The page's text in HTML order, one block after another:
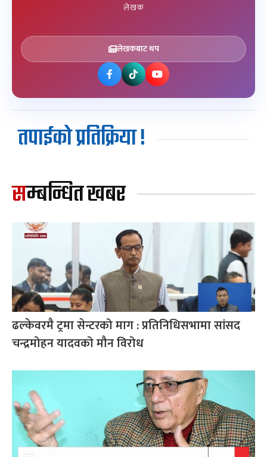
लेखक
लेखकबाट थप
तपाईको प्रतिक्रिया !
सम्बन्धित खबर
ढल्केवरमै ट्रमा सेन्टरको माग : प्रतिनिधिसभामा सांसद
चन्द्रमोहन यादवको मौन विरोध